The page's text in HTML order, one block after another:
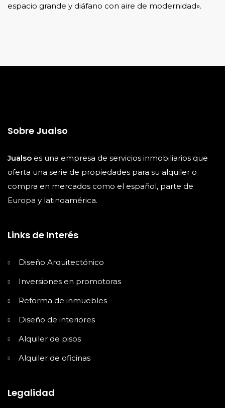
espacio grande y diáfano con aire de modernidad».
Sobre Jualso
Jualso es una empresa de servicios inmobiliarios que
oferta una serie de propiedades para su alquiler o
compra en mercados como el español, parte de
Europa y latinoamérica.
Links de Interés
Diseño Arquitectónico
Inversiones en promotoras
Reforma de inmuebles
Diseño de interiores
Alquiler de pisos
Alquiler de oficinas
Legalidad